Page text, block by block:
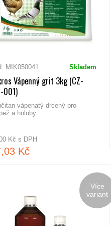
MIK050041 Skladem
Vápenný grit 3kg (CZ-
001)
vápenatý drcený pro
a holuby
Kč s DPH
Kč
Více
variant